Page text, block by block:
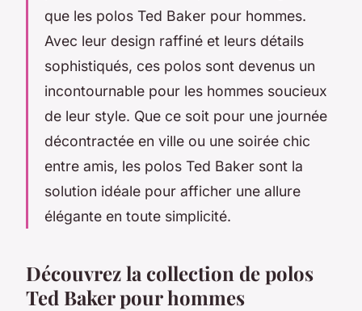
que les polos Ted Baker pour hommes.
Avec leur design raffiné et leurs détails
sophistiqués, ces polos sont devenus un
incontournable pour les hommes soucieux
de leur style. Que ce soit pour une journée
décontractée en ville ou une soirée chic
entre amis, les polos Ted Baker sont la
solution idéale pour afficher une allure
élégante en toute simplicité.
Découvrez la collection de polos
Ted Baker pour hommes